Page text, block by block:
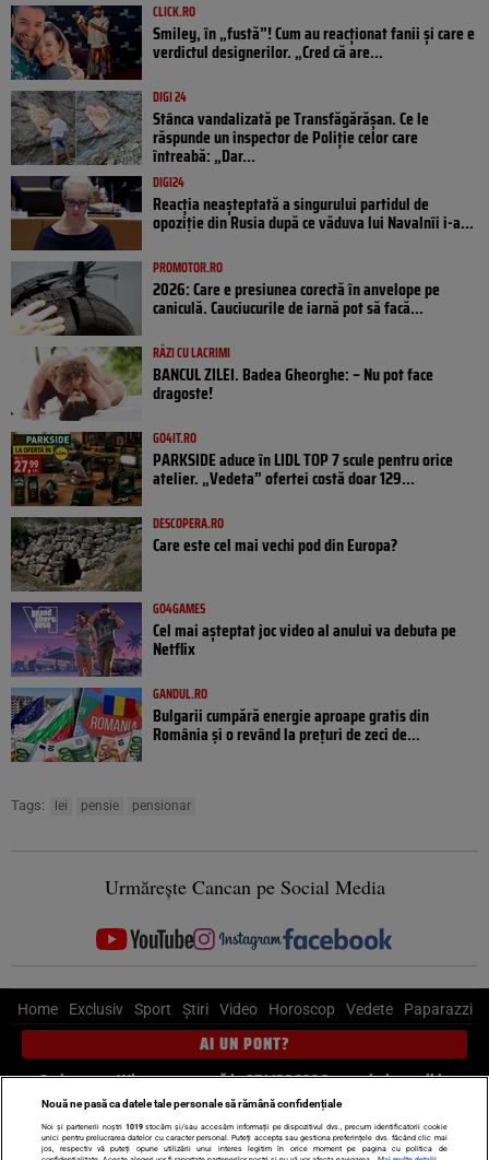
CLICK.RO
Smiley, în „fustă”! Cum au reacționat fanii și care e
verdictul designerilor. „Cred că are...
DIGI 24
Stânca vandalizată pe Transfăgărășan. Ce le
răspunde un inspector de Poliție celor care
întreabă: „Dar...
DIGI24
Reacția neașteptată a singurului partidul de
opoziţie din Rusia după ce văduva lui Navalnîi i-a...
PROMOTOR.RO
2026: Care e presiunea corectă în anvelope pe
caniculă. Cauciucurile de iarnă pot să facă...
RÂZI CU LACRIMI
BANCUL ZILEI. Badea Gheorghe: – Nu pot face
dragoste!
GO4IT.RO
PARKSIDE aduce în LIDL TOP 7 scule pentru orice
atelier. „Vedeta” ofertei costă doar 129...
DESCOPERA.RO
Care este cel mai vechi pod din Europa?
GO4GAMES
Cel mai așteptat joc video al anului va debuta pe
Netflix
GANDUL.RO
Bulgarii cumpără energie aproape gratis din
România și o revând la prețuri de zeci de...
Tags: lei pensie pensionar
Urmărește Cancan pe Social Media
Home Exclusiv Sport Știri Video Horoscop Vedete Paparazzi
AI UN PONT?
Scrie-ne pe Whatsapp, sună la 0741226226 sau trimite mail la
pont@cancan.ro
Știri interne Știri externe Politică
Nouă ne pasă ca datele tale personale să rămână confidențiale
Noi și partenerii noștri 1019stocăm și/sau accesăm informații pe dispozitivul dvs., precum identificatorii cookie
unici pentru prelucrarea datelor cu caracter personal. Puteți accepta sau gestiona preferințele dvs. făcând clic mai
jos, respectiv vă puteți opune utilizării unui interes legitim în orice moment pe pagina cu politica de